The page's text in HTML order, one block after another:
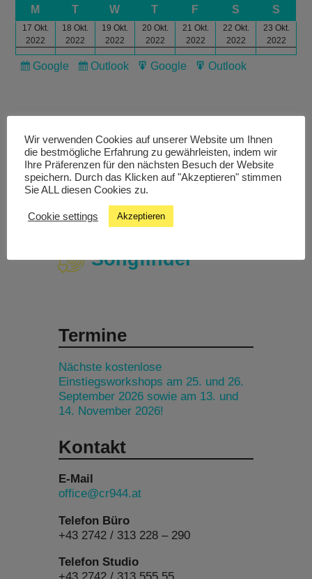
M T W T F S S
17 Okt.
2022
18 Okt.
2022
19 Okt.
2022
20 Okt.
2022
21 Okt.
2022
22 Okt.
2022
23 Okt.
2022
Subscribe
Google
Subscribe
Outlook
Export
Google
Export
Outlook
Livestream
Studiochat
Songfinder
Termine
Nächste kostenlose
Einstiegsworkshops am 25. und 26.
September 2026 sowie am 13. und
14. November 2026!
Kontakt
E-Mail
office@cr944.at
Telefon Büro
+43 2742 / 313 228 – 290
Telefon Studio
+43 2742 / 313 555 55
Wir verwenden Cookies auf unserer Website um Ihnen
die bestmögliche Erfahrung zu gewährleisten, indem wir
Ihre Präferenzen für den nächsten Besuch der Website
speichern. Durch das Klicken auf "Akzeptieren" stimmen
Sie ALL diesen Cookies zu.
Cookie settings Akzeptieren